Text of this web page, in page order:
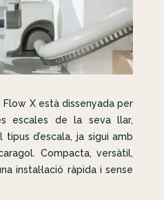
Flow X està dissenyada per
escales de la seva llar,
d’escala, ja sigui amb
Compacta, versàtil,
instal·lació ràpida i sense